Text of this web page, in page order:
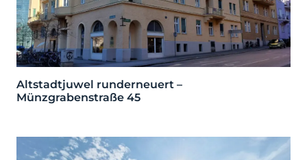
Altstadtjuwel runderneuert –
Münzgrabenstraße 45